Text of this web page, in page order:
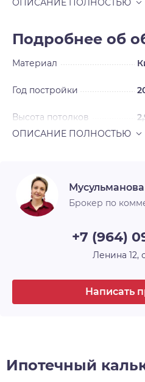
-1 этаж — никаких лифтов
-Заезжай и живи —
вложений.
Редкое сочетание:
Такие квартиры обычно
Записывайтесь на
Покупателем
Подробнее об
Материал
Год постройки
Высота потолков
Санузел Брокер по
+7 (964)
Ленина 12,
Написать
Ипотечный